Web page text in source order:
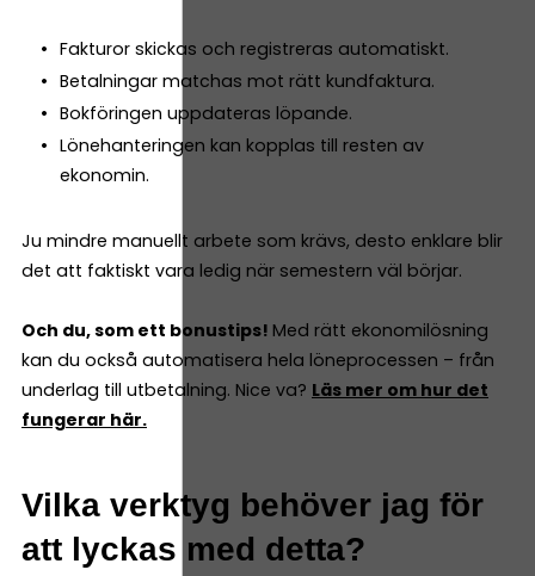
Fakturor skickas och registreras automatiskt.
Betalningar matchas mot rätt kundfaktura.
Bokföringen uppdateras löpande.
Lönehanteringen kan kopplas till resten av
ekonomin.
Ju mindre manuellt arbete som krävs, desto enklare blir
det att faktiskt vara ledig när semestern väl börjar.
Och du, som ett bonustips! Med rätt ekonomilösning
kan du också automatisera hela löneprocessen – från
underlag till utbetalning. Nice va? Läs mer om hur det
fungerar här.
Vilka verktyg behöver jag för
att lyckas med detta?